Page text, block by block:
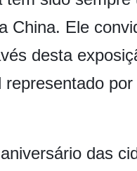
China. Ele
desta
representado
das